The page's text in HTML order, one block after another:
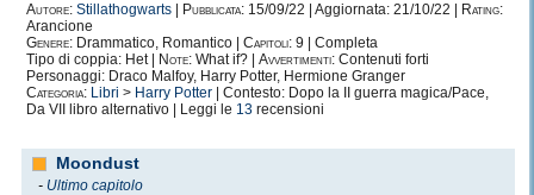
Autore: Stillathogwarts Pubblicata: 15/09/22 | Aggiornata: 21/10/22 |
Rating:
Arancione
Genere: Drammatico, Romantico | Capitoli: 9 | Completa
Tipo di coppia: Het |
Note: What if? | Avvertimenti: Contenuti forti
Personaggi: Draco Malfoy, Harry Potter, Hermione Granger
Categoria: Libri > Harry Potter | Contesto: Dopo la II guerra magica/Pace,
Da VII libro alternativo | Leggi le 13 recensioni
Moondust
- Ultimo capitolo